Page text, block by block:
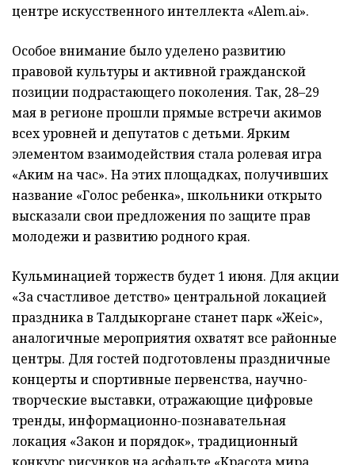
центре искусственного интеллекта «Alem.ai».
Особое внимание было уделено развитию
правовой культуры и активной гражданской
позиции подрастающего поколения. Так, 28–29
мая в регионе прошли прямые встречи акимов
всех уровней и депутатов с детьми. Ярким
элементом взаимодействия стала ролевая игра
«Аким на час». На этих площадках, получивших
название «Голос ребенка», школьники открыто
высказали свои предложения по защите прав
молодежи и развитию родного края.
Кульминацией торжеств будет 1 июня. Для акции
«За счастливое детство» центральной локацией
праздника в Талдыкоргане станет парк «Жеңіс»,
аналогичные мероприятия охватят все районные
центры. Для гостей подготовлены праздничные
концерты и спортивные первенства, научно-
творческие выставки, отражающие цифровые
тренды, информационно-познавательная
локация «Закон и порядок», традиционный